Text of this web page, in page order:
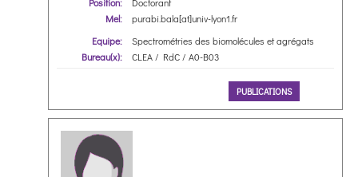
Mel:
purabi.bala[at]univ-lyon1.fr
Equipe:
Spectrométries des biomolécules et agrégats
Bureau(x):
CLEA / RdC / A0-B03
PUBLICATIONS